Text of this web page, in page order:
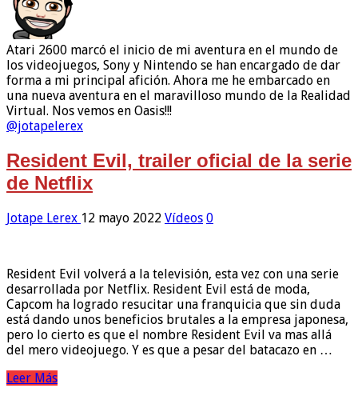
Atari 2600 marcó el inicio de mi aventura en el mundo de
los videojuegos, Sony y Nintendo se han encargado de dar
forma a mi principal afición. Ahora me he embarcado en
una nueva aventura en el maravilloso mundo de la Realidad
Virtual. Nos vemos en Oasis!!!
@jotapelerex
Resident Evil, trailer oficial de la serie
de Netflix
Jotape Lerex 12 mayo 2022 Vídeos 0
Resident Evil volverá a la televisión, esta vez con una serie
desarrollada por Netflix. Resident Evil está de moda,
Capcom ha logrado resucitar una franquicia que sin duda
está dando unos beneficios brutales a la empresa japonesa,
pero lo cierto es que el nombre Resident Evil va mas allá
del mero videojuego. Y es que a pesar del batacazo en …
Leer Más